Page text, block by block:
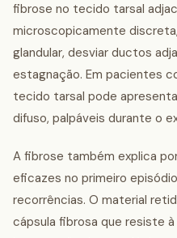
fibrose no tecido tarsal
microscopicamente
glandular, desviar ductos
estagnação. Em pacientes
tecido tarsal pode
difuso, palpáveis durante o
A fibrose também explica
eficazes no primeiro
recorrências. O material
cápsula fibrosa que resiste